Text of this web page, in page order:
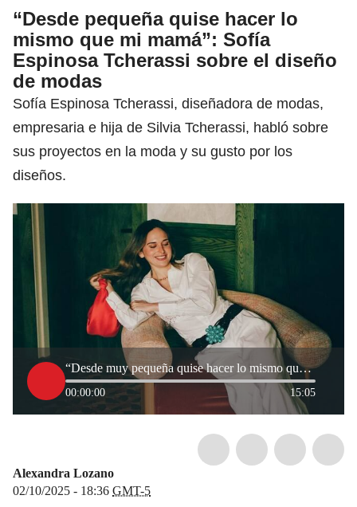
“Desde pequeña quise hacer lo
mismo que mi mamá”: Sofía
Espinosa Tcherassi sobre el diseño
de modas
Sofía Espinosa Tcherassi, diseñadora de modas,
empresaria e hija de Silvia Tcherassi, habló sobre
sus proyectos en la moda y su gusto por los
diseños.
“Desde muy pequeña quise hacer lo mismo que mi mamá”: Sofía Espinosa Tcherassi sobre la moda
00:00:00 15:05
Alexandra Lozano
02/10/2025 - 18:36 GMT-5